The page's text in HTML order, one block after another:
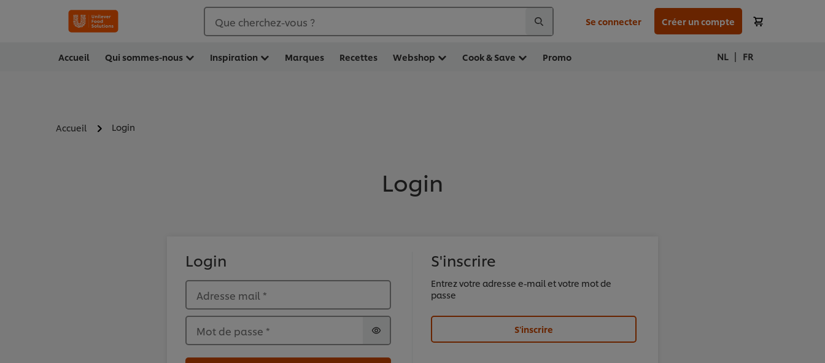
Que cherchez-vous ? Se connecter Créer un compte
Accueil Qui sommes-nous Inspiration Marques Recettes Webshop Cook & Save Promo NL | FR
Accueil Login
Login
Login
Adresse mail *
Mot de passe *
S'inscrire
Entrez votre adresse e-mail et votre mot de
passe
S'inscrire